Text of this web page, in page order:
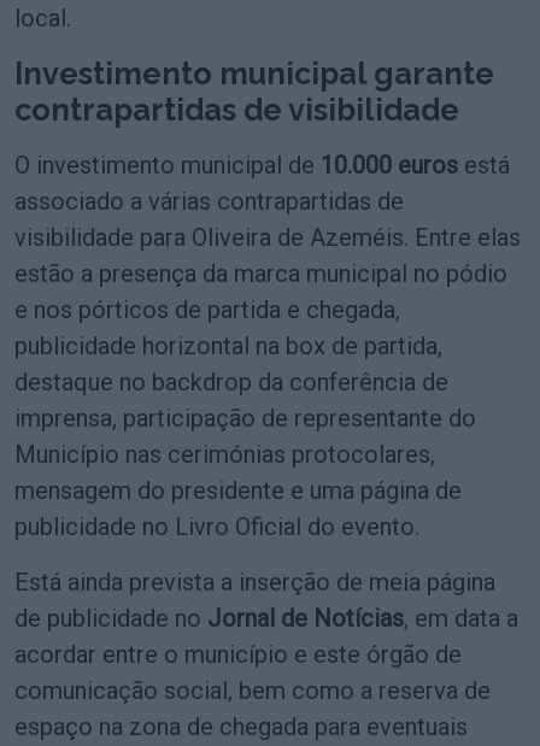
local.
Investimento municipal garante
contrapartidas de visibilidade
O investimento municipal de 10.000 euros está
associado a várias contrapartidas de
visibilidade para Oliveira de Azeméis. Entre elas
estão a presença da marca municipal no pódio
e nos pórticos de partida e chegada,
publicidade horizontal na box de partida,
destaque no backdrop da conferência de
imprensa, participação de representante do
Município nas cerimónias protocolares,
mensagem do presidente e uma página de
publicidade no Livro Oficial do evento.
Está ainda prevista a inserção de meia página
de publicidade no Jornal de Notícias, em data a
acordar entre o município e este órgão de
comunicação social, bem como a reserva de
espaço na zona de chegada para eventuais